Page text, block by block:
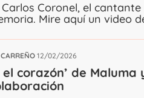
Coronel, el
Mire aquí un video
12/02/2026
el corazón’ de